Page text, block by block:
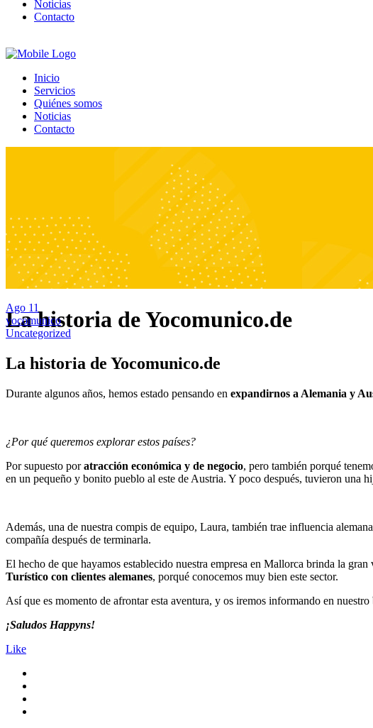
Noticias
Contacto
Inicio
Servicios
Quiénes somos
Noticias
Contacto
La historia de Yocomunico.de
Ago 11
yocomunico
Uncategorized
La historia de Yocomunico.de
Durante algunos años, hemos estado pensando en expandirnos a Alemania y
¿Por qué queremos explorar estos países?
Por supuesto poratracción económica y de negocio, pero también porqué
en un pequeño y bonito pueblo al este de Austria. Y poco después, tuvieron una
Además, una de nuestra compis de equipo, Laura, también trae influencia
compañía después de terminarla.
El hecho de que hayamos establecido nuestra empresa en Mallorca brinda la
Turístico con clientes alemanes, porqué conocemos muy bien este sector.
Así que es momento de afrontar esta aventura, y os iremos informando en
¡Saludos Happyns!
Like